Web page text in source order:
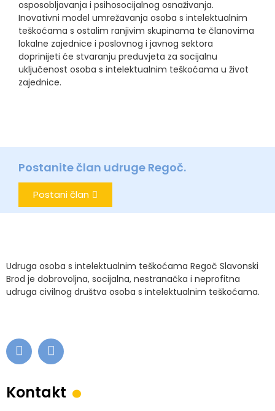
osposobljavanja i psihosocijalnog osnaživanja.
Inovativni model umrežavanja osoba s intelektualnim
teškoćama s ostalim ranjivim skupinama te članovima
lokalne zajednice i poslovnog i javnog sektora
doprinijeti će stvaranju preduvjeta za socijalnu
uključenost osoba s intelektualnim teškoćama u život
zajednice.
Postanite član udruge Regoč.
Postani član
Udruga osoba s intelektualnim teškoćama Regoč Slavonski
Brod je dobrovoljna, socijalna, nestranačka i neprofitna
udruga civilnog društva osoba s intelektualnim teškoćama.
Kontakt .